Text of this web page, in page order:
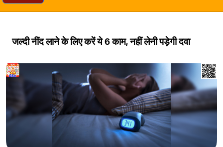
जल्दी नींद लाने के लिए करें ये 6 काम, नहीं लेनी पड़ेगी दवा